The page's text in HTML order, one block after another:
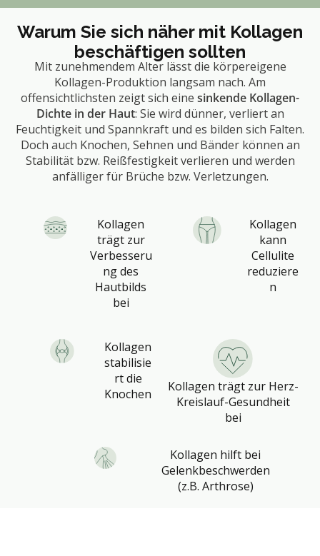
Warum Sie sich näher mit Kollagen
beschäftigen sollten
Mit zunehmendem Alter lässt die körpereigene
Kollagen-Produktion langsam nach. Am
offensichtlichsten zeigt sich eine sinkende Kollagen-
Dichte in der Haut: Sie wird dünner, verliert an
Feuchtigkeit und Spannkraft und es bilden sich Falten.
Doch auch Knochen, Sehnen und Bänder können an
Stabilität bzw. Reißfestigkeit verlieren und werden
anfälliger für Brüche bzw. Verletzungen.
Kollagen
trägt zur
Verbesseru
ng des
Hautbilds
bei
Kollagen
kann
Cellulite
reduziere
n
Kollagen
stabilisie
rt die
Knochen
Kollagen trägt zur Herz-
Kreislauf-Gesundheit
bei
Kollagen hilft bei
Gelenkbeschwerden
(z.B. Arthrose)